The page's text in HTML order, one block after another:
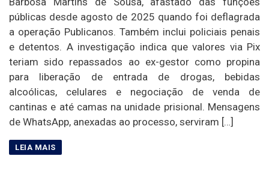
públicas desde agosto de 2025 quando foi deflagrada
a operação Publicanos. Também inclui policiais penais
e detentos. A investigação indica que valores via Pix
teriam sido repassados ao ex-gestor como propina
para liberação de entrada de drogas, bebidas
alcoólicas, celulares e negociação de venda de
cantinas e até camas na unidade prisional. Mensagens
de WhatsApp, anexadas ao processo, serviram […]